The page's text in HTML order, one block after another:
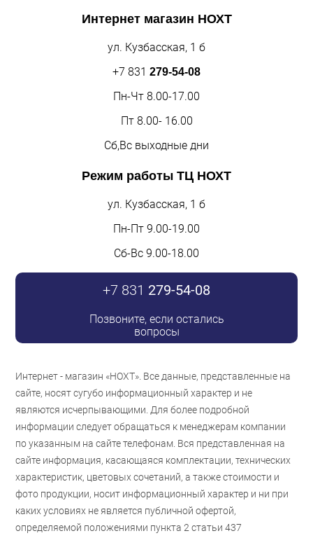
Интернет магазин НОХТ
ул. Кузбасская, 1 б
+7 831 279-54-08
Пн-Чт 8.00-17.00
Пт 8.00- 16.00
Сб,Вс выходные дни
Режим работы ТЦ НОХТ
ул. Кузбасская, 1 б
Пн-Пт 9.00-19.00
Сб-Вс 9.00-18.00
+7 831 279-54-08
Позвоните, если остались
вопросы
Интернет - магазин «НОХТ». Все данные, представленные на
сайте, носят сугубо информационный характер и не
являются исчерпывающими. Для более подробной
информации следует обращаться к менеджерам компании
по указанным на сайте телефонам. Вся представленная на
сайте информация, касающаяся комплектации, технических
характеристик, цветовых сочетаний, а также стоимости и
фото продукции, носит информационный характер и ни при
каких условиях не является публичной офертой,
определяемой положениями пункта 2 статьи 437